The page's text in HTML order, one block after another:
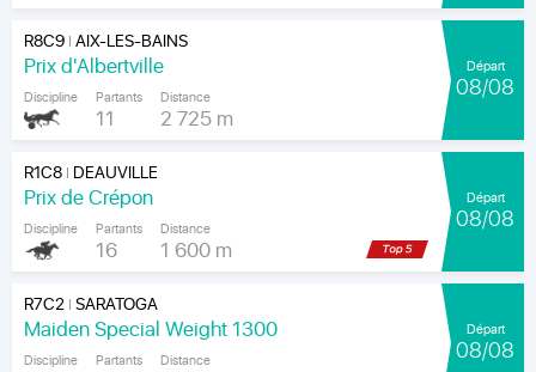
R8C9|AIX-LES-BAINS
Prix d'Albertville
Discipline Partants
11
Distance
2 725 m
Départ
08/08
R1C8| DEAUVILLE
Prix de Crépon
Discipline Partants
16
Distance
1 600 m
Départ
08/08
R7C2|SARATOGA
Maiden Special Weight 1300
Discipline Partants Distance
Départ
08/08